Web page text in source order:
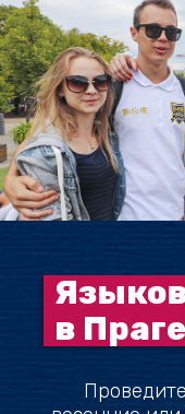
в Праге